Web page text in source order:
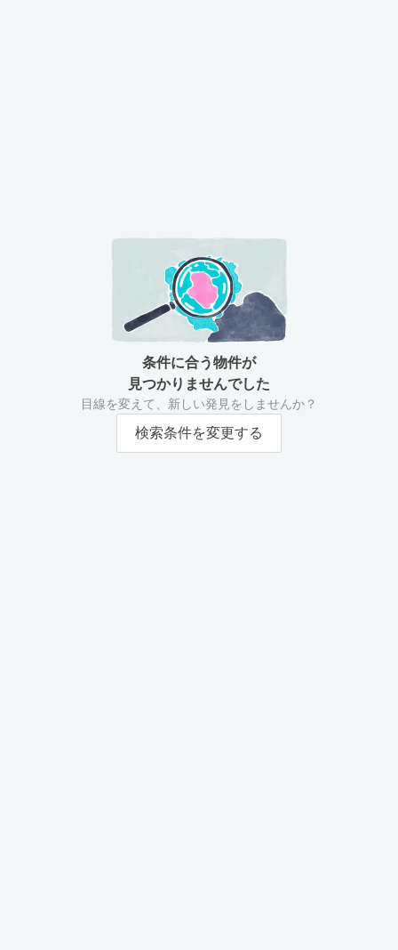
条件に合う物件が
見つかりませんでした
目線を変えて、新しい発見をしませんか？
検索条件を変更する